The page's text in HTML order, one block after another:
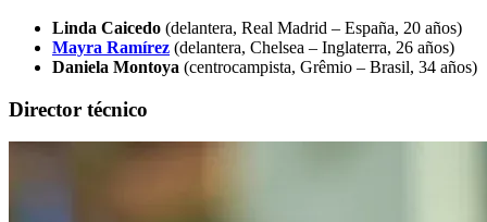
Linda Caicedo (delantera, Real Madrid – España, 20 años)
Mayra Ramírez (delantera, Chelsea – Inglaterra, 26 años)
Daniela Montoya (centrocampista, Grêmio – Brasil, 34 años)
Director técnico